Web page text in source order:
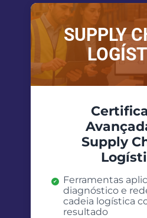
SUPPLY
Supply
Ferramentas
diagnóstico e
cadeia logística
resultado